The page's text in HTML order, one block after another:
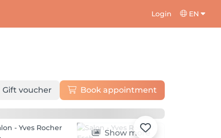
Login EN
Gift voucher Book appointment
Show more